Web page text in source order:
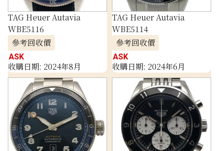
TAG Heuer Autavia
WBE5116
參考回收價
ASK
收購日期: 2024年8月
TAG Heuer Autavia
WBE5114
參考回收價
ASK
收購日期: 2024年6月